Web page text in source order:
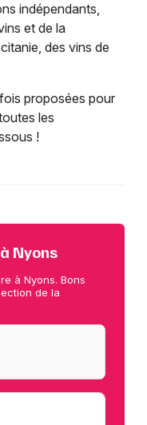
indépendants,
et de la
des vins de
proposées pour
les
!
Nyons
à Nyons. Bons
de la